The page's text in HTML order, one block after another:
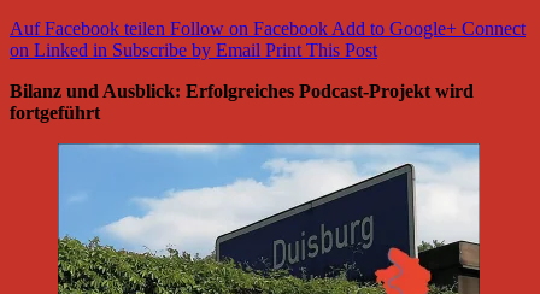
Auf Facebook teilen Follow on FacebookAdd to Google+ Connect
on Linked in Subscribe by Email Print This Post
Bilanz und Ausblick: Erfolgreiches Podcast-Projekt wird
fortgeführt